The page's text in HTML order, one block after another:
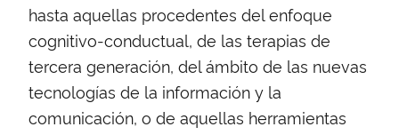
hasta aquellas procedentes del enfoque
cognitivo-conductual, de las terapias de
tercera generación, del ámbito de las nuevas
tecnologías de la información y la
comunicación, o de aquellas herramientas